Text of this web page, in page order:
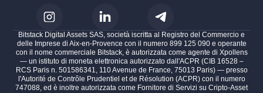
Bitstack Digital Assets SAS, società iscritta al Registro del Commercio e
delle Imprese di Aix-en-Provence con il numero 899 125 090 e operante
con il nome commerciale Bitstack, è autorizzata come agente di Xpollens
— un istituto di moneta elettronica autorizzato dall'ACPR (CIB 16528 –
RCS Paris n. 501586341, 110 Avenue de France, 75013 Paris) — presso
l'Autorité de Contrôle Prudentiel et de Résolution (ACPR) con il numero
747088, ed è inoltre autorizzata come Fornitore di Servizi su Cripto-Asset